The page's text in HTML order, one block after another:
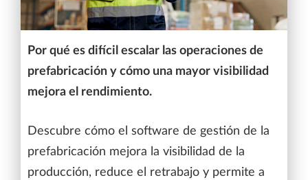
Por qué es difícil escalar las operaciones de
prefabricación y cómo una mayor visibilidad
mejora el rendimiento.
Descubre cómo el software de gestión de la
prefabricación mejora la visibilidad de la
producción, reduce el retrabajo y permite a